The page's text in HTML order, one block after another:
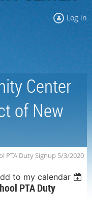
Log in
Center
of New
PTA Duty Signup 5/3/2020
to my calendar
PTA Duty